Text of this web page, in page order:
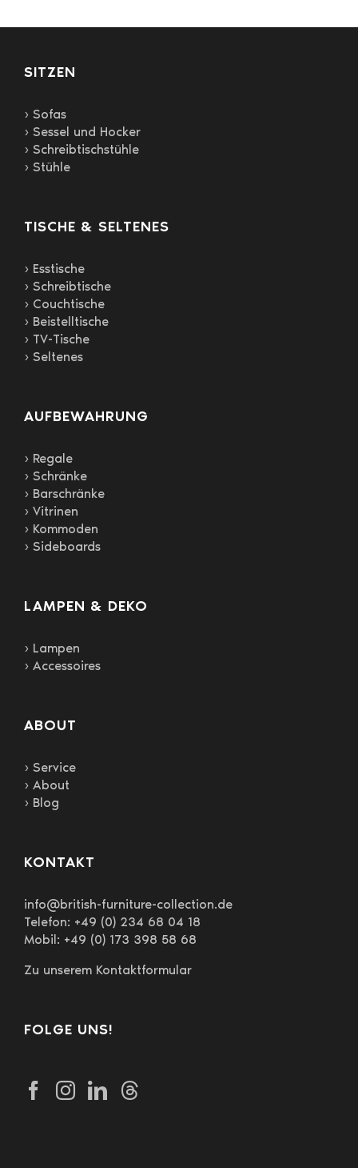
der
SITZEN
› Sofas
› Sessel und Hocker
› Schreibtischstühle
› Stühle
TISCHE & SELTENES
› Esstische
› Schreibtische
› Couchtische
› Beistelltische
› TV-Tische
› Seltenes
AUFBEWAHRUNG
› Regale
› Schränke
› Barschränke
› Vitrinen
› Kommoden
› Sideboards
LAMPEN & DEKO
› Lampen
› Accessoires
ABOUT
› Service
› About
› Blog
KONTAKT
info@british-furniture-collection.de
Telefon: +49 (0) 234 68 04 18
Mobil: +49 (0) 173 398 58 68
Zu unserem Kontaktformular
FOLGE UNS!